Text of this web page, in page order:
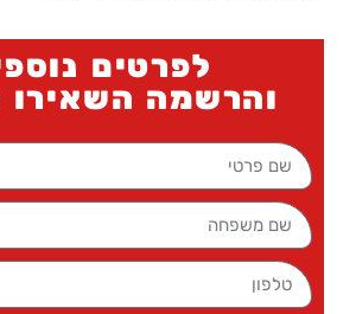
לפרטים
והרשמה השאירו